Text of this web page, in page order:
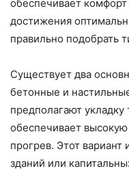
обеспечивает
достижения
правильно подобрать
Существует два
бетонные и
предполагают
обеспечивает
прогрев. Этот
зданий или